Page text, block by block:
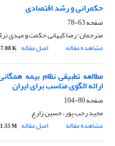
حکمرانی و رشد اقتصادی
صفحه63-78
مترجمان: رضا کیهانی حکمت و مهدی
مشاهده مقاله
اصل مقاله K
مطالعه تطبیقی نظام بیمه
ارائه الگوی مناسب برای ایران
صفحه80-104
مجید رجب پور، حسین زارع
مشاهده مقاله
اصل مقاله 1.55 M